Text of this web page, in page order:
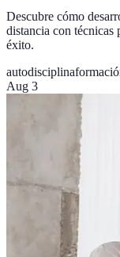
Descubre cómo
distancia con técnicas
éxito.
autodisciplina
Aug 3